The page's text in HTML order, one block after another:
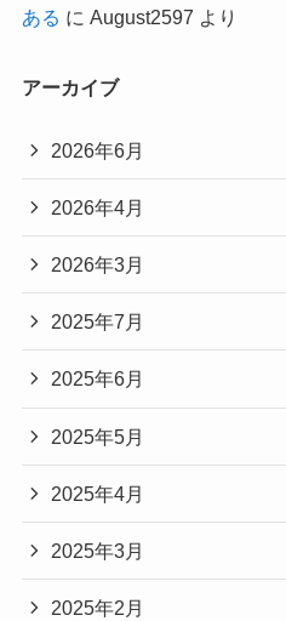
ある に August2597 より
アーカイブ
2026年6月
2026年4月
2026年3月
2025年7月
2025年6月
2025年5月
2025年4月
2025年3月
2025年2月